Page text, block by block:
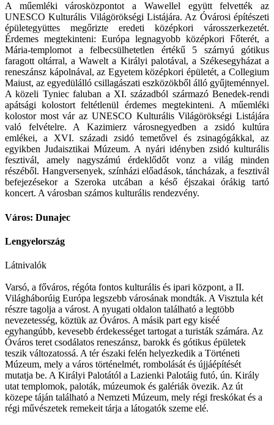
A műemléki városközpontot a Wawellel együtt felvették az
UNESCO Kulturális Világörökségi Listájára. Az Óvárosi építészeti
épületegyüttes megőrizte eredeti középkori városszerkezetét.
Érdemes megtekinteni: Európa legnagyobb középkori Főterét, a
Mária-templomot a felbecsülhetetlen értékű 5 szárnyú gótikus
faragott oltárral, a Wawelt a Királyi palotával, a Székesegyházat a
reneszánsz kápolnával, az Egyetem középkori épületét, a Collegium
Maiust, az egyedülálló csillagászati eszközökből álló gyűjteménnyel.
A közeli Tyniec faluban a XI. századból származó Benedek-rendi
apátsági kolostort feltétlenül érdemes megtekinteni. A műemléki
kolostor most vár az UNESCO Kulturális Világörökségi Listájára
való felvételre. A Kazimierz városnegyedben a zsidó kultúra
emlékei, a XVI. századi zsidó temetővel és zsinagógákkal, az
egyikben Judaisztikai Múzeum. A nyári idényben zsidó kulturális
fesztivál, amely nagyszámú érdeklődőt vonz a világ minden
részéből. Hangversenyek, színházi előadások, táncházak, a fesztivál
befejezésekor a Szeroka utcában a késő éjszakai órákig tartó
koncert. A városban számos kulturális rendezvény.
Város: Dunajec
Lengyelország
Látnivalók
Varsó, a főváros, régóta fontos kulturális és ipari központ, a II.
Világháborúig Európa legszebb városának mondták. A Visztula két
részre tagolja a várost. A nyugati oldalon található a legtöbb
nevezetesség, köztük az Óváros. A másik part egy kiséé
egyhangúbb, kevesebb érdekességet tartogat a turisták számára. Az
Óváros teret csodálatos reneszánsz, barokk és gótikus épületek
teszik változatossá. A tér északi felén helyezkedik a Történeti
Múzeum, mely a város történelmét, rombolását és újjáépítését
mutatja be. A Királyi Palotától a Lazienki Palotáig futó, ún. Király
utat templomok, paloták, múzeumok és galériák övezik. Az út
közepe táján található a Nemzeti Múzeum, mely régi freskókat és a
régi művészetek remekeit tárja a látogatók szeme elé.